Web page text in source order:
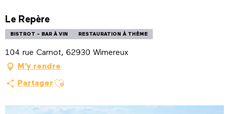
Le Repère
BISTROT - BAR À VIN RESTAURATION À THÈME
104 rue Carnot, 62930 Wimereux
M'y rendre
Partager Ajouter aux favoris